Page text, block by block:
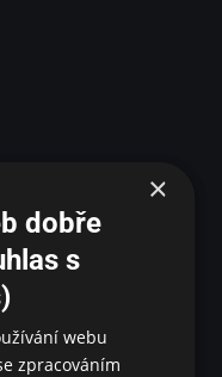
×
dobře
s
webu
zpracováním